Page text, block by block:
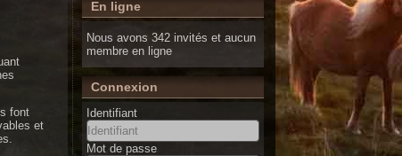
font
et
En ligne
Nous avons 342 invités et aucun
membre en ligne
Connexion
Identifiant
Mot de passe